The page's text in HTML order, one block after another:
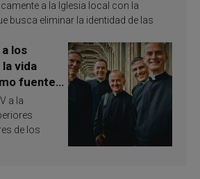
a la Iglesia local con la
busca eliminar la identidad de las
a los
vida
fuente
a la
de los